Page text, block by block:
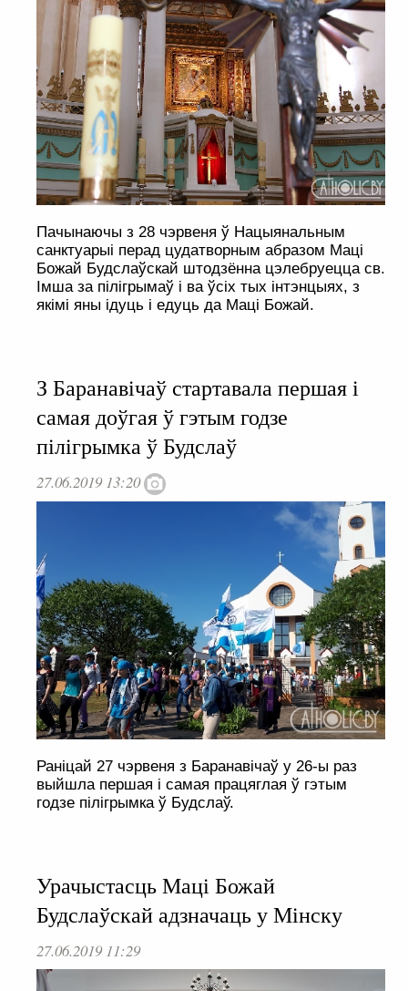
Пачынаючы з 28 чэрвеня ў Нацыянальным
санктуарыі перад цудатворным абразом Маці
Божай Будслаўскай штодзённа цэлебруецца св.
Імша за пілігрымаў і ва ўсіх тых інтэнцыях, з
якімі яны ідуць і едуць да Маці Божай.
З Баранавічаў стартавала першая і
самая доўгая ў гэтым годзе
пілігрымка ў Будслаў
27.06.2019 13:20
Раніцай 27 чэрвеня з Баранавічаў у 26-ы раз
выйшла першая і самая працяглая ў гэтым
годзе пілігрымка ў Будслаў.
Урачыстасць Маці Божай
Будслаўскай адзначаць у Мінску
27.06.2019 11:29